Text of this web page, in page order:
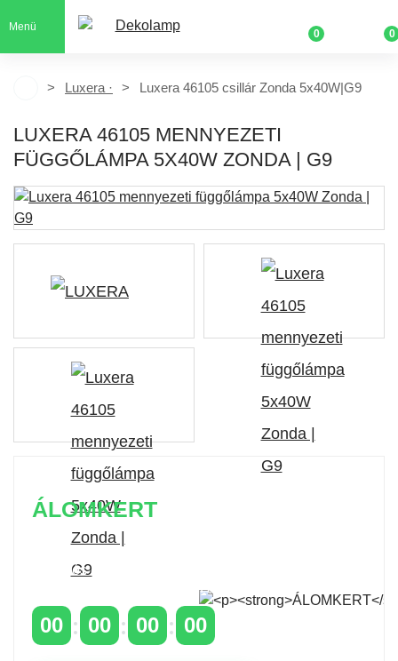
Menü
0 0
Luxera · Luxera 46105 csillár Zonda 5x40W|G9
LUXERA 46105 MENNYEZETI
FÜGGŐLÁMPA 5X40W ZONDA | G9
ÁLOMKERT
rendelés esetén
a következő kóddal: VIP20HU
00 00 00 00